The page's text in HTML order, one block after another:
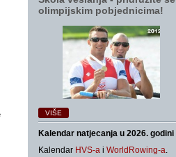
olimpijskim pobjednicima!
VIŠE
Kalendar natjecanja u 2026. godini
Kalendar HVS-a i WorldRowing-a.